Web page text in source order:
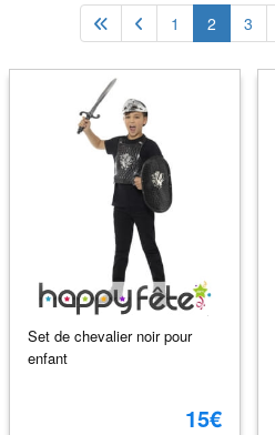
1 2 3
Set de chevalier noir pour
enfant
15€